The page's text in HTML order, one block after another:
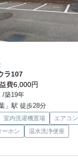
ラ107
費6,000円
/築19年
」駅 徒歩28分
室内洗濯機置場 エアコン
ーホン
温水洗浄便座